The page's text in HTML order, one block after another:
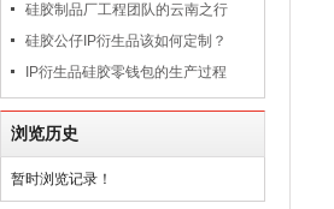
硅胶制品厂工程团队的云南之行
硅胶公仔IP衍生品该如何定制？
IP衍生品硅胶零钱包的生产过程
浏览历史
暂时浏览记录！